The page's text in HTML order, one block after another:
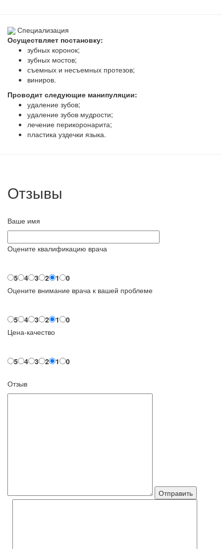
Специализация
Осуществляет постановку:
зубных коронок;
зубных мостов;
съемных и несъемных протезов;
виниров.
Проводит следующие манипуляции:
удаление зубов;
удаление зубов мудрости;
лечение перикоронарита;
пластика уздечки языка.
Отзывы
Ваше имя
Оцените квалификацию врача
5 4 3 2 1
0
Оцените внимание врача к вашей проблеме
5 4 3 2 1
0
Цена-качество
5 4 3 2 1 0
Отзыв